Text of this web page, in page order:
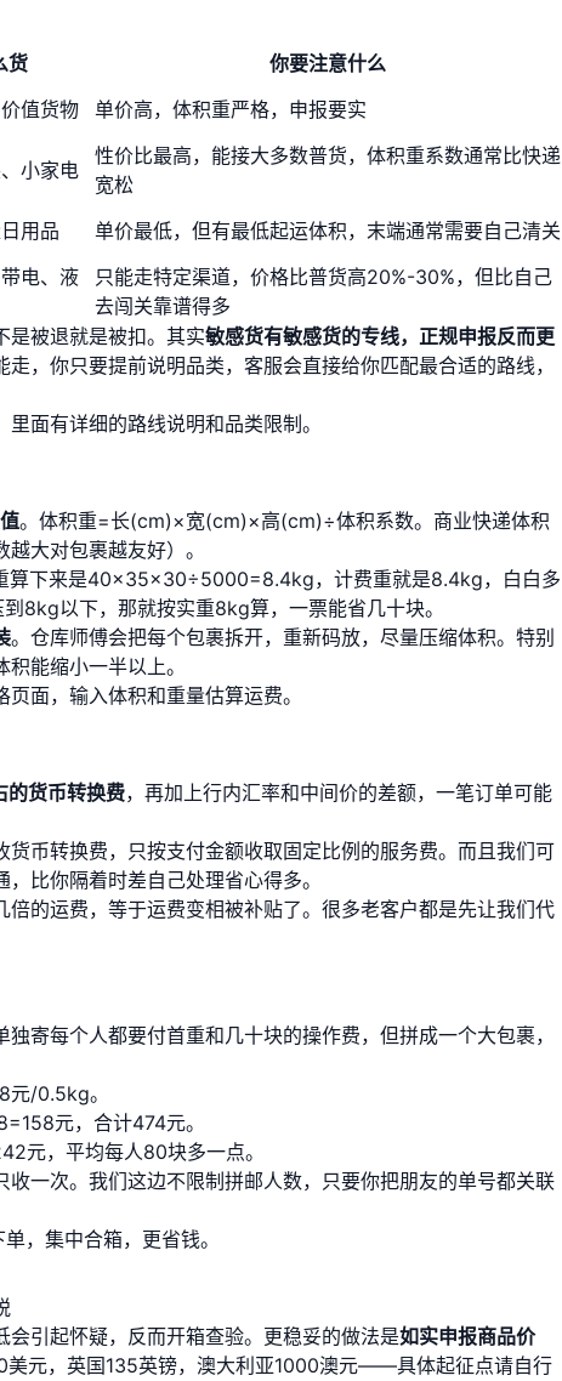
货
你要注意什么
值货物 单价高，体积重严格，申报要实
小家电
性价比最高，能接大多数普货，体积重系数通常比快递
宽松
用品 单价最低，但有最低起运体积，末端通常需要自己清关
电、液
只能走特定渠道，价格比普货高20%-30%，但比自己
去闯关靠谱得多
是被退就是被扣。其实敏感货有敏感货的专线，正规申报反而更
，你只要提前说明品类，客服会直接给你匹配最合适的路线，
里面有详细的路线说明和品类限制。
。体积重=长(cm)×宽(cm)×高(cm)÷体积系数。商业快递体积
大对包裹越友好）。
下来是40×35×30÷5000=8.4kg，计费重就是8.4kg，白白多
8kg以下，那就按实重8kg算，一票能省几十块。
。仓库师傅会把每个包裹拆开，重新码放，尽量压缩体积。特别
能缩小一半以上。
页面，输入体积和重量估算运费。
的货币转换费，再加上行内汇率和中间价的差额，一笔订单可能
货币转换费，只按支付金额收取固定比例的服务费。而且我们可
比你隔着时差自己处理省心得多。
的运费，等于运费变相被补贴了。很多老客户都是先让我们代
寄每个人都要付首重和几十块的操作费，但拼成一个大包裹，
/0.5kg。
元，合计474元。
元，平均每人80块多一点。
一次。我们这边不限制拼邮人数，只要你把朋友的单号都关联
，集中合箱，更省钱。
引起怀疑，反而开箱查验。更稳妥的做法是如实申报商品价
美元，英国135英镑，澳大利亚1000澳元——具体起征点请自行